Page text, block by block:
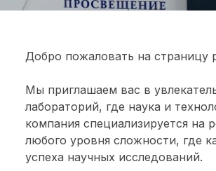
Добро пожаловать на страницу
Мы приглашаем вас в
лабораторий, где наука и
компания специализируется на
любого уровня сложности, где
успеха научных исследований.